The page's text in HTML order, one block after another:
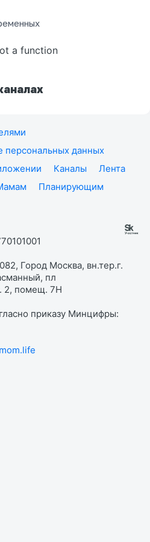
a function
персональных данных
Каналы
Лента
Планирующим
Город Москва, вн.тер.г.
пл
2, помещ. 7Н
приказу Минцифры: